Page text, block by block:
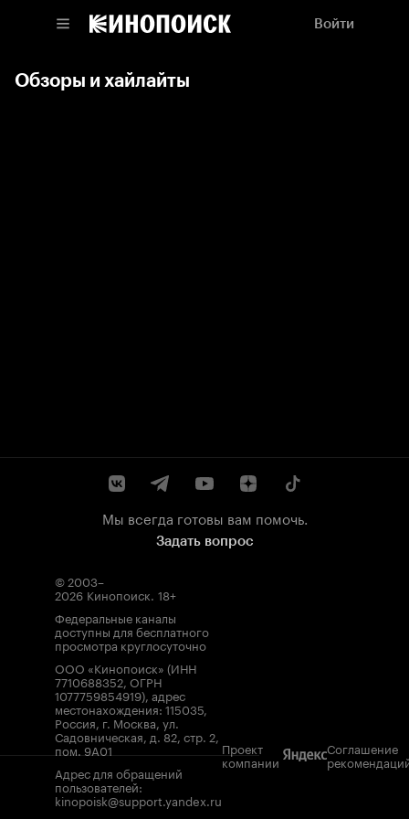
Войти
Обзоры и хайлайты
Мы всегда готовы вам помочь.
Задать вопрос
© 2003–
2026 Кинопоиск. 18+
Федеральные каналы
доступны для бесплатного
просмотра круглосуточно
ООО «Кинопоиск» (ИНН
7710688352, ОГРН
1077759854919), адрес
местонахождения: 115035,
Россия, г. Москва, ул.
Садовническая, д. 82, стр. 2,
пом. 9А01
Адрес для обращений
пользователей:
kinopoisk@support.yandex.ru
Проект
компании
Соглашение